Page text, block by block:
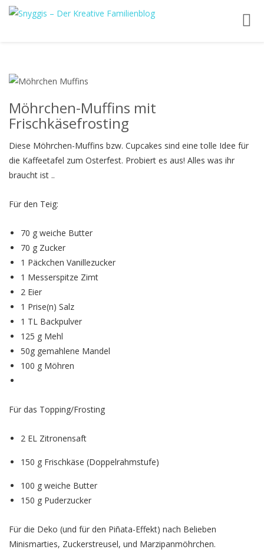
Möhrchen-Muffins mit
Frischkäsefrosting
Diese Möhrchen-Muffins bzw. Cupcakes sind eine tolle Idee für
die Kaffeetafel zum Osterfest. Probiert es aus! Alles was ihr
braucht ist ..
Für den Teig:
70 g weiche Butter
70 g Zucker
1 Päckchen Vanillezucker
1 Messerspitze Zimt
2 Eier
1 Prise(n) Salz
1 TL Backpulver
125 g Mehl
50g gemahlene Mandel
100 g Möhren
Für das Topping/Frosting
2 EL Zitronensaft
150 g Frischkäse (Doppelrahmstufe)
100 g weiche Butter
150 g Puderzucker
Für die Deko (und für den Piñata-Effekt) nach Belieben
Minismarties, Zuckerstreusel, und Marzipanmöhrchen.